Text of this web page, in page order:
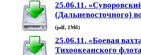
25.06.11.
(Дальневосточного)
(pdf, 1Мб)
25.06.11. «Боевая
Тихоокеанского